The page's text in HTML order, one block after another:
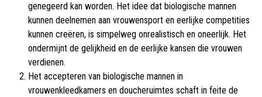
genegeerd kan worden. Het idee dat biologische mannen
kunnen deelnemen aan vrouwensport en eerlijke competities
kunnen creëren, is simpelweg onrealistisch en oneerlijk. Het
ondermijnt de gelijkheid en de eerlijke kansen die vrouwen
verdienen.
Het accepteren van biologische mannen in
vrouwenkleedkamers en doucheruimtes schaft in feite de